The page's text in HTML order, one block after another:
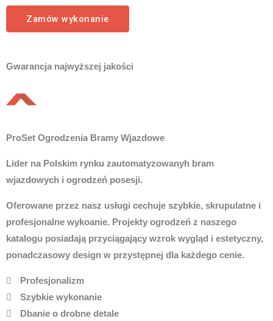
Zamów wykonanie
Gwarancja najwyższej jakości
ProSet Ogrodzenia Bramy Wjazdowe
Lider na Polskim rynku zautomatyzowanyh bram
wjazdowych i ogrodzeń posesji.
Oferowane przez nasz usługi cechuje szybkie, skrupulatne i
profesjonalne wykoanie. Projekty ogrodzeń z naszego
katalogu posiadają przyciągający wzrok wygląd i estetyczny,
ponadczasowy design w przystępnej dla każdego cenie.
Profesjonalizm
Szybkie wykonanie
Dbanie o drobne detale